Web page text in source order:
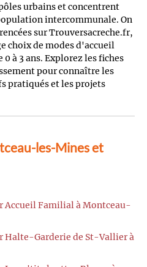
urbains et concentrent
intercommunale. On
sur Trouversacreche.fr,
choix de modes d'accueil
à 3 ans. Explorez les fiches
pour connaître les
pratiqués et les projets
les-Mines et
Accueil Familial à Montceau-
Halte-Garderie de St-Vallier à